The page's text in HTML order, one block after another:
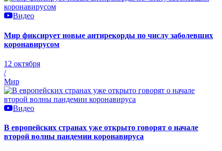
Видео
Мир фиксирует новые антирекорды по числу заболевших
коронавирусом
12 октября
/
Мир
Видео
В европейских странах уже открыто говорят о начале
второй волны пандемии коронавируса